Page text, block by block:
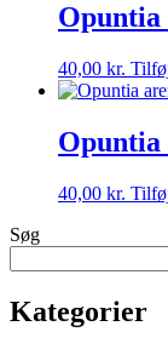
Opuntia
40,00 kr.
Opuntia
40,00 kr.
Søg
Kategorier